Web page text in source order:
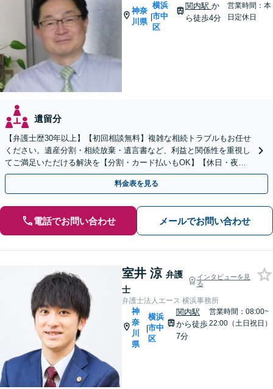
神奈
川県
|
横浜
市中
区
関内駅 か
ら徒歩4分
営業時間：本
日定休日
遺留分
【弁護士歴30年以上】【初回相談無料】複雑な相続トラブルもお任せ
ください。遺産分割・相続放棄・遺言書など、利益と関係性を重視し
てご満足いただける解決を【分割・カード払いもOK】【休日・夜間
面談可】【電話・メール・ビデオ面談可】【関内駅4分】
料金表を見る
電話でお問い合わせ メールでお問い合わせ
室井 涼 弁護
士
インタビューを見
る
弁護士法人エース 横浜事務所
神
奈
川
県
|
横浜
市中
区
関内駅
から徒歩
7分
営業時間：08:00~
22:00（土日祝日）